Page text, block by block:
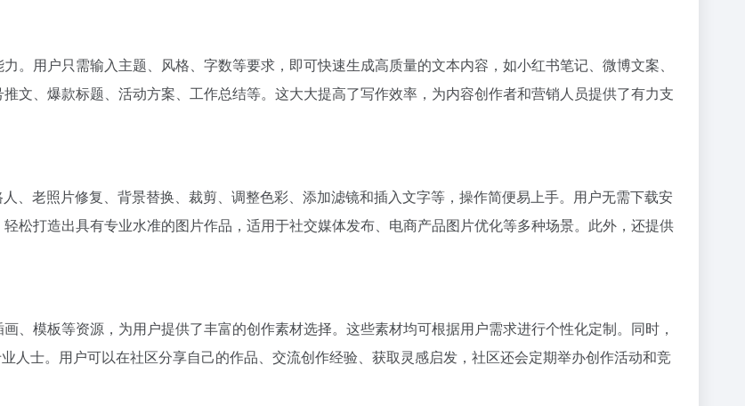
。用户只需输入主题、风格、字数等要求，即可快速生成高质量的文本内容，如小红书笔记、微博文案、
文、爆款标题、活动方案、工作总结等。这大大提高了写作效率，为内容创作者和营销人员提供了有力支
、老照片修复、背景替换、裁剪、调整色彩、添加滤镜和插入文字等，操作简便易上手。用户无需下载安
松打造出具有专业水准的图片作品，适用于社交媒体发布、电商产品图片优化等多种场景。此外，还提供
、模板等资源，为用户提供了丰富的创作素材选择。这些素材均可根据用户需求进行个性化定制。同时，
人士。用户可以在社区分享自己的作品、交流创作经验、获取灵感启发，社区还会定期举办创作活动和竞